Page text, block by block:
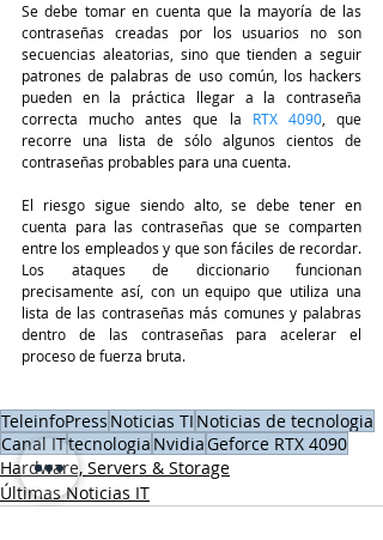
Se debe tomar en cuenta que la mayoría de las
contraseñas creadas por los usuarios no son
secuencias aleatorias, sino que tienden a seguir
patrones de palabras de uso común, los hackers
pueden en la práctica llegar a la contraseña
correcta mucho antes que la RTX 4090, que
recorre una lista de sólo algunos cientos de
contraseñas probables para una cuenta.
El riesgo sigue siendo alto, se debe tener en
cuenta para las contraseñas que se comparten
entre los empleados y que son fáciles de recordar.
Los ataques de diccionario funcionan
precisamente así, con un equipo que utiliza una
lista de las contraseñas más comunes y palabras
dentro de las contraseñas para acelerar el
proceso de fuerza bruta.
TeleinfoPress Noticias TI Noticias de tecnologia
Canal ITtecnologia NvidiaGeforce RTX 4090
Hardware, Servers & Storage
Últimas Noticias IT